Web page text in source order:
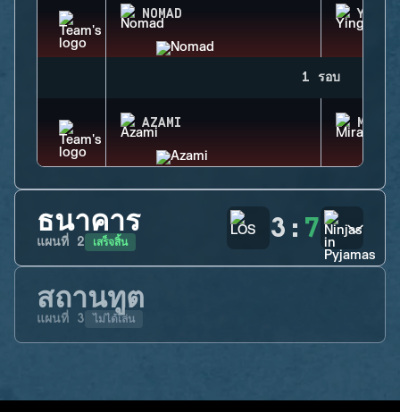
NOMAD YING
1 รอบ
AZAMI MIRA
ธนาคาร
แผนที่ 2 เสร็จสิ้น 3 : 7
สถานทูต
แผนที่ 3 ไม่ได้เล่น